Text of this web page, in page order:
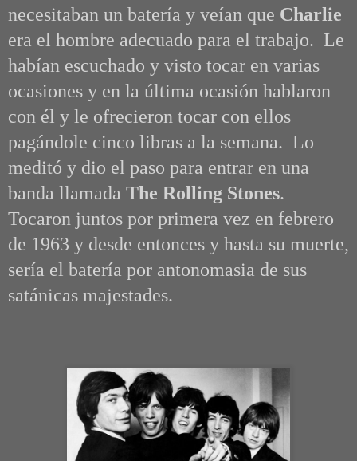
necesitaban un batería y veían que Charlie
era el hombre adecuado para el trabajo. Le
habían escuchado y visto tocar en varias
ocasiones y en la última ocasión hablaron
con él y le ofrecieron tocar con ellos
pagándole cinco libras a la semana. Lo
meditó y dio el paso para entrar en una
banda llamada The Rolling Stones.
Tocaron juntos por primera vez en febrero
de 1963 y desde entonces y hasta su muerte,
sería el batería por antonomasia de sus
satánicas majestades.